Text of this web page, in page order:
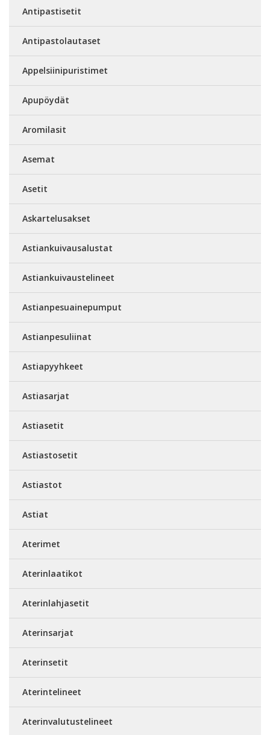
Antipastisetit
Antipastolautaset
Appelsiinipuristimet
Apupöydät
Aromilasit
Asemat
Asetit
Askartelusakset
Astiankuivausalustat
Astiankuivaustelineet
Astianpesuainepumput
Astianpesuliinat
Astiapyyhkeet
Astiasarjat
Astiasetit
Astiastosetit
Astiastot
Astiat
Aterimet
Aterinlaatikot
Aterinlahjasetit
Aterinsarjat
Aterinsetit
Aterintelineet
Aterinvalutustelineet